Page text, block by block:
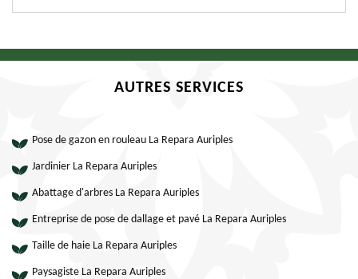
AUTRES SERVICES
Pose de gazon en rouleau La Repara Auriples
Jardinier La Repara Auriples
Abattage d'arbres La Repara Auriples
Entreprise de pose de dallage et pavé La Repara Auriples
Taille de haie La Repara Auriples
Paysagiste La Repara Auriples